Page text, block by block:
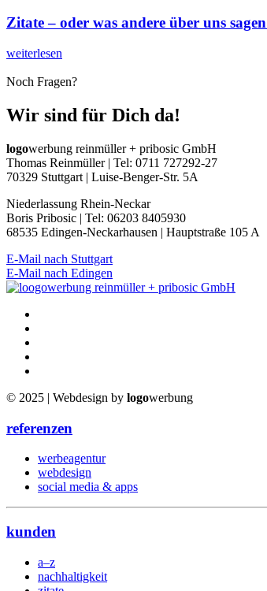
Zitate – oder was andere über uns
weiterlesen
Noch Fragen?
Wir sind für Dich da!
logowerbung reinmüller + pribosic GmbH
Thomas Reinmüller | Tel: 0711 727292-27
70329 Stuttgart | Luise-Benger-Str. 5A
Niederlassung Rhein-Neckar
Boris Pribosic | Tel: 06203 8405930
68535 Edingen-Neckarhausen | Hauptstraße 105 A
E-Mail nach Stuttgart
E-Mail nach Edingen
© 2025 | Webdesign by logowerbung
referenzen
werbeagentur
webdesign
social media & apps
kunden
a–z
nachhaltigkeit